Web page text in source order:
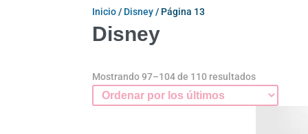
Inicio/ Disney/ Página 13
Disney
Mostrando 97–104 de 110 resultadosOrdenado
por
los